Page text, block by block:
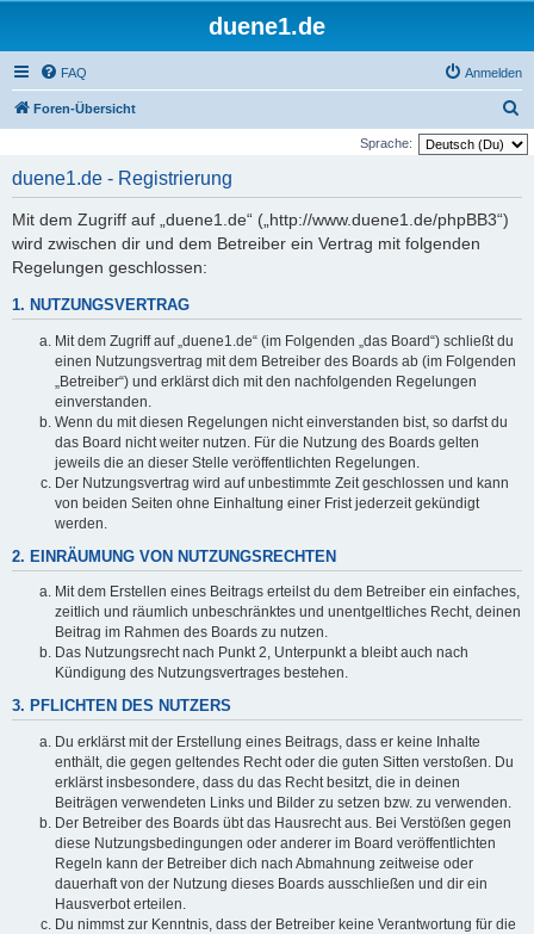
duene1.de
FAQ Anmelden
Foren-Übersicht
u
Sprache:
duene1.de - Registrierung
Mit dem Zugriff auf „duene1.de“ („http://www.duene1.de/phpBB3“)
wird zwischen dir und dem Betreiber ein Vertrag mit folgenden
Regelungen geschlossen:
1. NUTZUNGSVERTRAG
Mit dem Zugriff auf „duene1.de“ (im Folgenden „das Board“) schließt du
einen Nutzungsvertrag mit dem Betreiber des Boards ab (im Folgenden
„Betreiber“) und erklärst dich mit den nachfolgenden Regelungen
einverstanden.
Wenn du mit diesen Regelungen nicht einverstanden bist, so darfst du
das Board nicht weiter nutzen. Für die Nutzung des Boards gelten
jeweils die an dieser Stelle veröffentlichten Regelungen.
Der Nutzungsvertrag wird auf unbestimmte Zeit geschlossen und kann
von beiden Seiten ohne Einhaltung einer Frist jederzeit gekündigt
werden.
2. EINRÄUMUNG VON NUTZUNGSRECHTEN
Mit dem Erstellen eines Beitrags erteilst du dem Betreiber ein einfaches,
zeitlich und räumlich unbeschränktes und unentgeltliches Recht, deinen
Beitrag im Rahmen des Boards zu nutzen.
Das Nutzungsrecht nach Punkt 2, Unterpunkt a bleibt auch nach
Kündigung des Nutzungsvertrages bestehen.
3. PFLICHTEN DES NUTZERS
Du erklärst mit der Erstellung eines Beitrags, dass er keine Inhalte
enthält, die gegen geltendes Recht oder die guten Sitten verstoßen. Du
erklärst insbesondere, dass du das Recht besitzt, die in deinen
Beiträgen verwendeten Links und Bilder zu setzen bzw. zu verwenden.
Der Betreiber des Boards übt das Hausrecht aus. Bei Verstößen gegen
diese Nutzungsbedingungen oder anderer im Board veröffentlichten
Regeln kann der Betreiber dich nach Abmahnung zeitweise oder
dauerhaft von der Nutzung dieses Boards ausschließen und dir ein
Hausverbot erteilen.
Du nimmst zur Kenntnis, dass der Betreiber keine Verantwortung für die